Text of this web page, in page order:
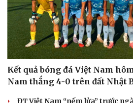
Văn hóa
Sân khấu - Điện ảnh
Văn học
Âm nhạc
Di sản
Giải
Sao
Kết quả bóng đá Việt Nam
Nam thắng 4-0 trên đất Nhật
ĐT Việt Nam “nếm lửa” trước